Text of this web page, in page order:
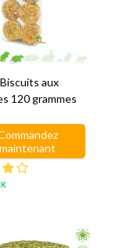
Biscuits aux
120 grammes
maintenant